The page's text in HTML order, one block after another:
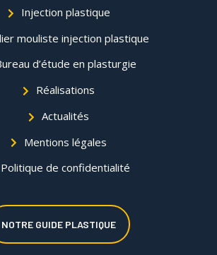
Injection plastique
mouliste injection plastique
d’étude en plasturgie
Réalisations
Actualités
Mentions légales
Politique de confidentialité
NOTRE GUIDE PLASTIQUE